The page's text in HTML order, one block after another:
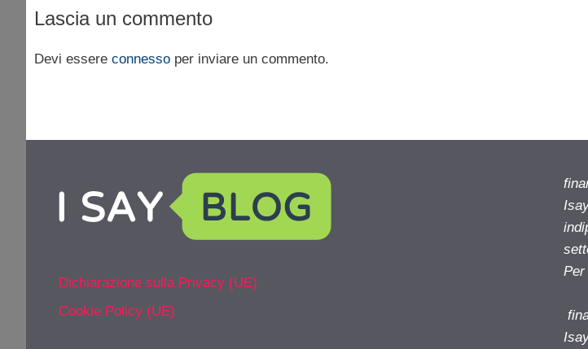
Lascia un commento
Devi essere connesso per inviare un commento.
Dichiarazione sulla Privacy (UE)
Cookie Policy (UE)
Per